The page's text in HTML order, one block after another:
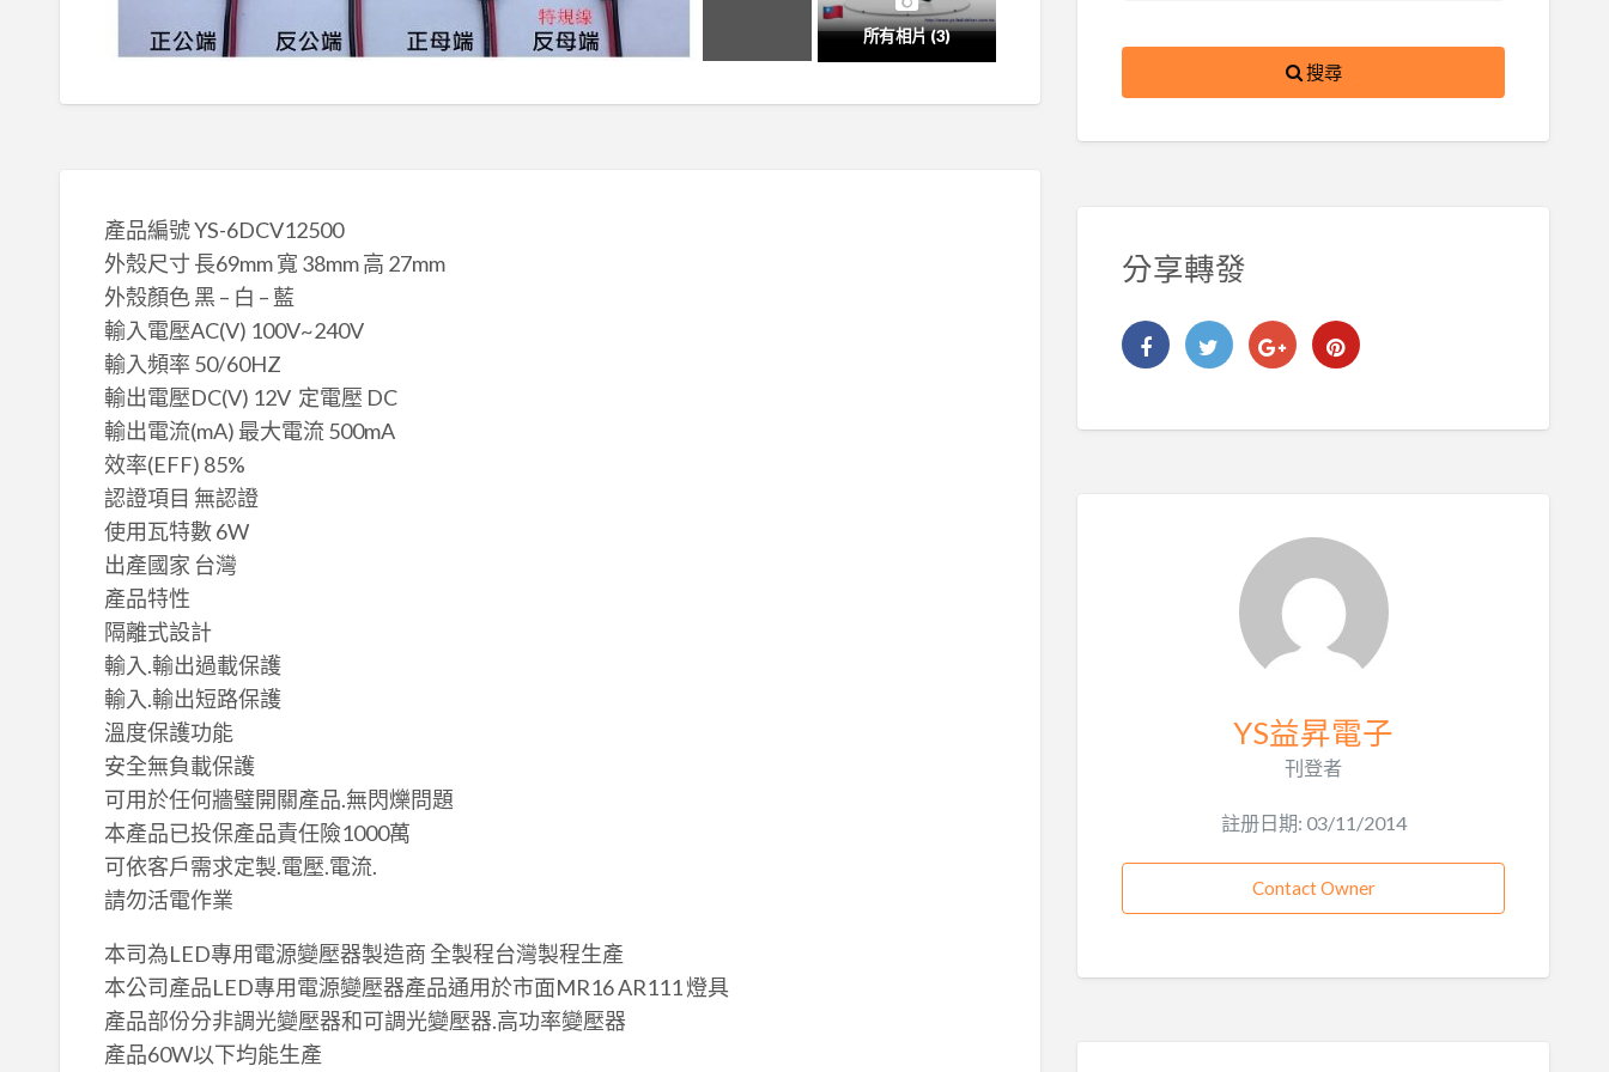
所有相片 (3)
產品編號 YS-6DCV12500
外殼尺寸 長69mm 寬 38mm 高 27mm
外殼顏色 黑 – 白 – 藍
輸入電壓AC(V) 100V~240V
輸入頻率 50/60HZ
輸出電壓DC(V) 12V 定電壓 DC
輸出電流(mA) 最大電流 500mA
效率(EFF) 85%
認證項目 無認證
使用瓦特數 6W
出產國家 台灣
產品特性
隔離式設計
輸入.輸出過載保護
輸入.輸出短路保護
溫度保護功能
安全無負載保護
可用於任何牆璧開關產品.無閃爍問題
本產品已投保產品責任險1000萬
可依客戶需求定製.電壓.電流.
請勿活電作業
本司為LED專用電源變壓器製造商 全製程台灣製程生產
本公司產品LED專用電源變壓器產品通用於市面MR16 AR111 燈具
產品部份分非調光變壓器和可調光變壓器.高功率變壓器
產品60W以下均能生產
搜尋
分享轉發
YS益昇電子
刊登者
註册日期: 03/11/2014
Contact Owner